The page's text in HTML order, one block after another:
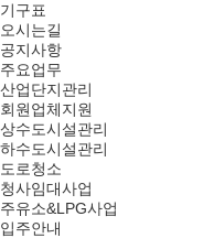
기구표
오시는길
공지사항
주요업무
산업단지관리
회원업체지원
상수도시설관리
하수도시설관리
도로청소
청사임대사업
주유소&LPG사업
입주안내